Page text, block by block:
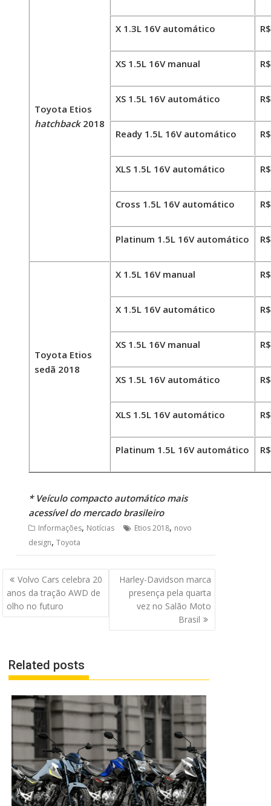
Toyota Etios
hatchback2018
X 1.3L 16V automático
XS 1.5L 16V manual
XS 1.5L 16V automático
Ready 1.5L 16V automático
XLS 1.5L 16V automático
Cross 1.5L 16V automático
Platinum 1.5L 16V automático
Toyota Etios
sedã 2018
X 1.5L 16V manual
X 1.5L 16V automático
XS 1.5L 16V manual
XS 1.5L 16V automático
XLS 1.5L 16V automático
Platinum 1.5L 16V automático
* Veículo compacto automático mais
acessível do mercado brasileiro
Informações, Notícias Etios 2018, novo
design, Toyota
Navegação
de
Post
Volvo Cars celebra 20
anos da tração AWD de
olho no futuro
Harley-Davidson marca
presença pela quarta
vez no Salão Moto
Brasil
Related posts